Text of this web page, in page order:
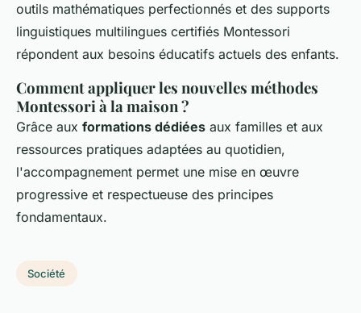
outils mathématiques perfectionnés et des supports
linguistiques multilingues certifiés Montessori
répondent aux besoins éducatifs actuels des enfants.
Comment appliquer les nouvelles méthodes
Montessori à la maison ?
Grâce aux formations dédiées aux familles et aux
ressources pratiques adaptées au quotidien,
l'accompagnement permet une mise en œuvre
progressive et respectueuse des principes
fondamentaux.
Société